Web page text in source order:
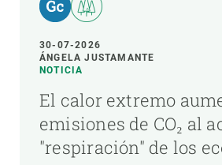
30-07-2026
ÁNGELA JUSTAMANTE
NOTICIA
El calor extremo
emisiones de CO₂ al
"respiración" de los